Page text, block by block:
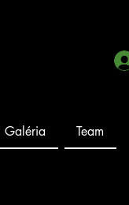
Galéria Team